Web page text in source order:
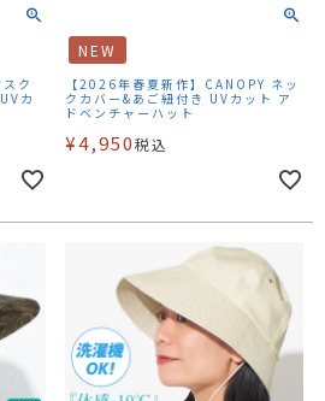
ク
カ
NEW
【2026年春夏新作】CANOPY ネッ
クカバー&あご紐付き UVカット ア
ドベンチャーハット
¥4,950税込